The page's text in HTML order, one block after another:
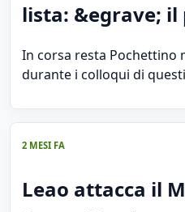
lista: &egrave;
In corsa resta Pochettino
durante i colloqui di
2 MESI FA
Leao attacca il